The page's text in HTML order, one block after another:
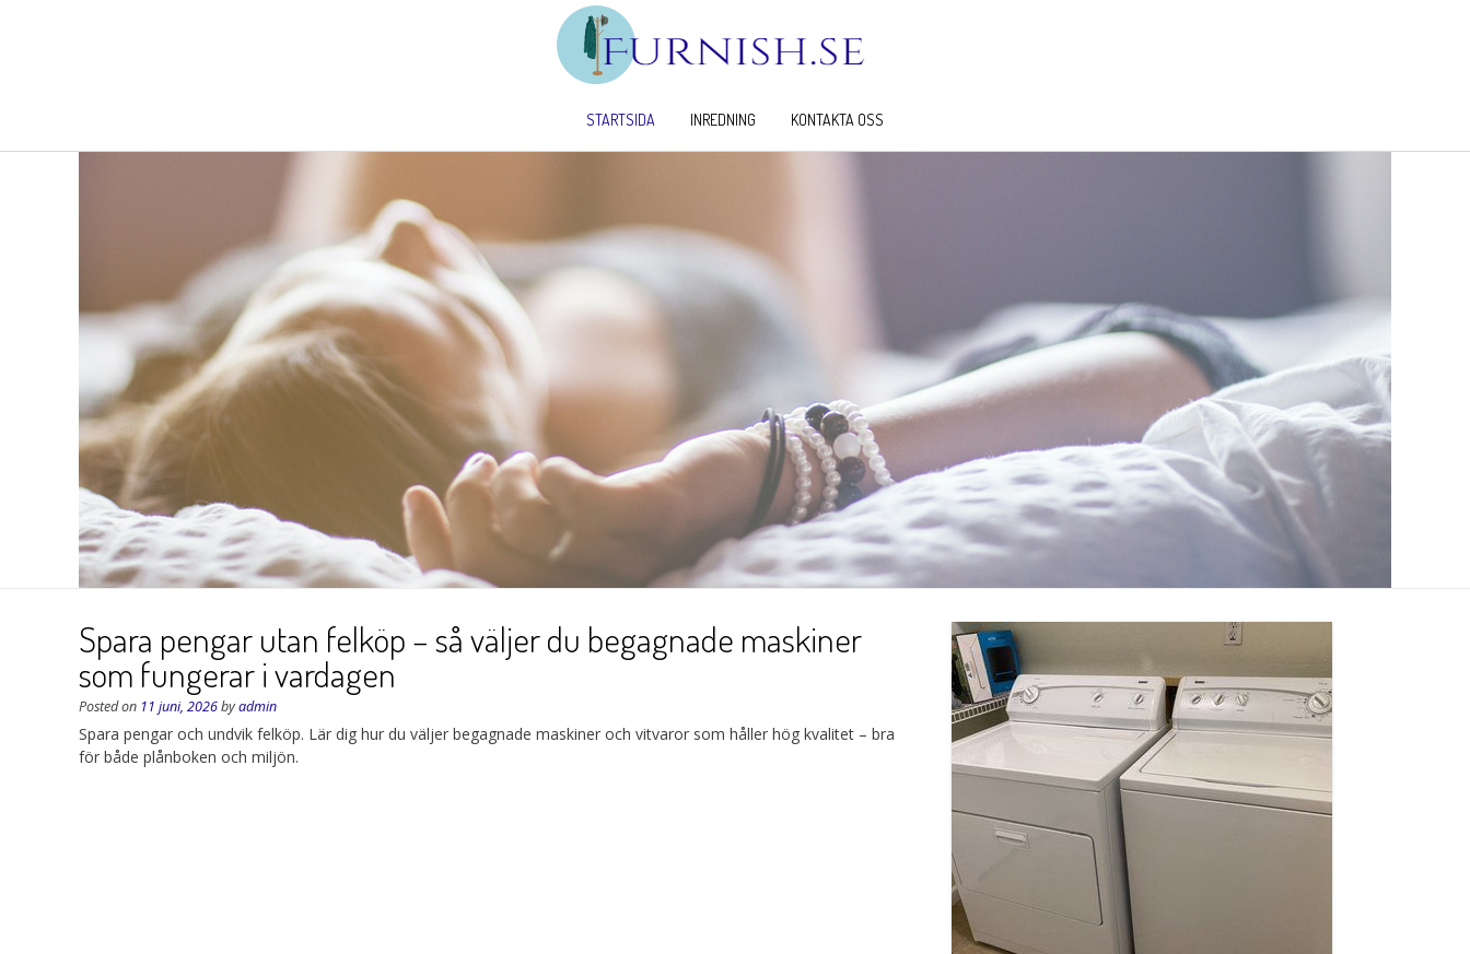
STARTSIDA INREDNING KONTAKTA OSS
Spara pengar utan felköp – så väljer du begagnade maskiner
som fungerar i vardagen
Posted on 11 juni, 2026byadmin
Spara pengar och undvik felköp. Lär dig hur du väljer begagnade maskiner och vitvaror som håller hög kvalitet – bra
för både plånboken och miljön.